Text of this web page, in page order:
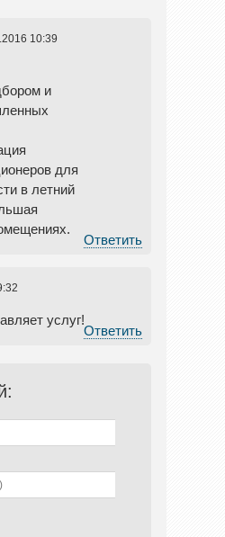
10:39
и
для
в летний
Ответить
услуг!
Ответить